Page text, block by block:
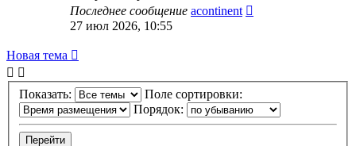
Последнее сообщение acontinent
27 июл 2026, 10:55
Новая тема
Показать:
Поле сортировки:
Порядок: